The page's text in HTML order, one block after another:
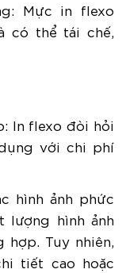
Mực in flexo
có thể tái chế,
In flexo đòi hỏi
với chi phí
hình ảnh phức
lượng hình ảnh
Tuy nhiên,
tiết cao hoặc